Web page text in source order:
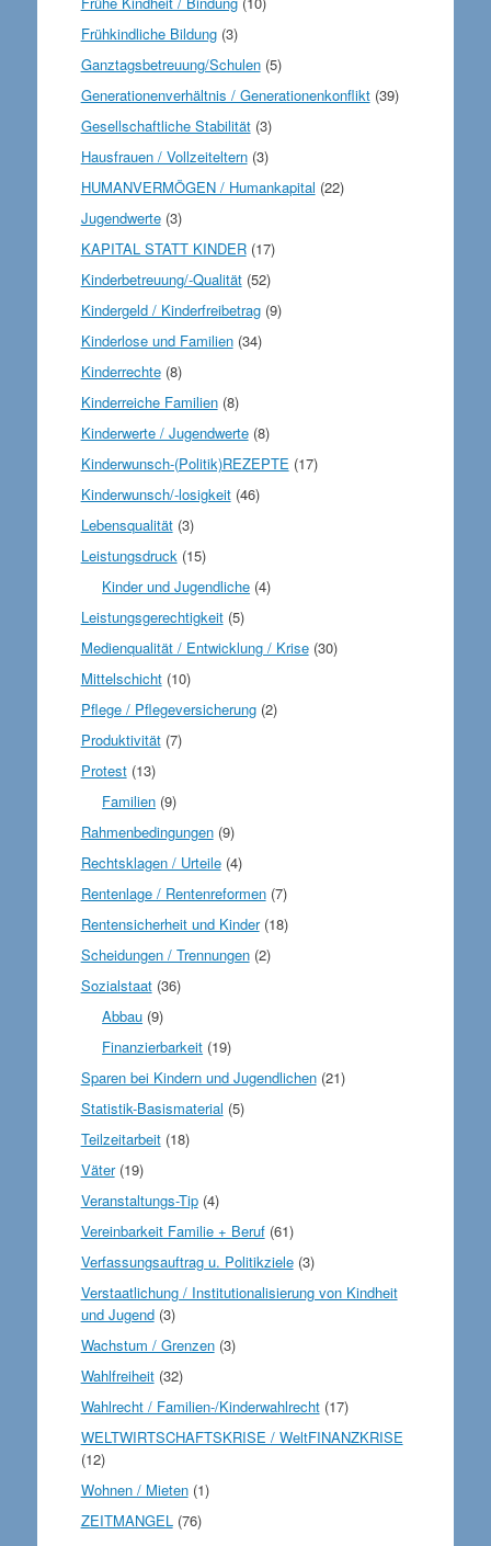
Frühkindliche Bildung(3)
Ganztagsbetreuung/Schulen(5)
Generationenverhältnis / Generationenkonflikt(39)
Gesellschaftliche Stabilität(3)
Hausfrauen / Vollzeiteltern(3)
HUMANVERMÖGEN / Humankapital (22)
Jugendwerte(3)
KAPITAL STATT KINDER(17)
Kinderbetreuung/-Qualität(52)
Kindergeld / Kinderfreibetrag(9)
Kinderlose und Familien(34)
Kinderrechte(8)
Kinderreiche Familien(8)
Kinderwerte / Jugendwerte(8)
Kinderwunsch-(Politik)REZEPTE (17)
Kinderwunsch/-losigkeit(46)
Lebensqualität(3)
Leistungsdruck(15)
Kinder und Jugendliche (4)
Leistungsgerechtigkeit(5)
Medienqualität / Entwicklung / Krise(30)
Mittelschicht(10)
Pflege / Pflegeversicherung(2)
Produktivität(7)
Protest(13)
Familien (9)
Rahmenbedingungen(9)
Rechtsklagen / Urteile(4)
Rentenlage / Rentenreformen(7)
Rentensicherheit und Kinder(18)
Scheidungen / Trennungen(2)
Sozialstaat(36)
Abbau (9)
Finanzierbarkeit (19)
Sparen bei Kindern und Jugendlichen(21)
Statistik-Basismaterial (5)
Teilzeitarbeit(18)
Väter(19)
Veranstaltungs-Tip(4)
Vereinbarkeit Familie + Beruf(61)
Verfassungsauftrag u. Politikziele(3)
Verstaatlichung / Institutionalisierung von Kindheit
und Jugend(3)
Wachstum / Grenzen(3)
Wahlfreiheit(32)
Wahlrecht / Familien-/Kinderwahlrecht(17)
WELTWIRTSCHAFTSKRISE / WeltFINANZKRISE
(12)
Wohnen / Mieten(1)
ZEITMANGEL(76)